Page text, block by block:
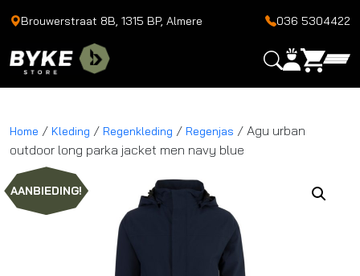
Brouwerstraat 8B, 1315 BP, Almere 036 5304422
Home / Kleding / Regenkleding / Regenjas / Agu urban
outdoor long parka jacket men navy blue
AANBIEDING!